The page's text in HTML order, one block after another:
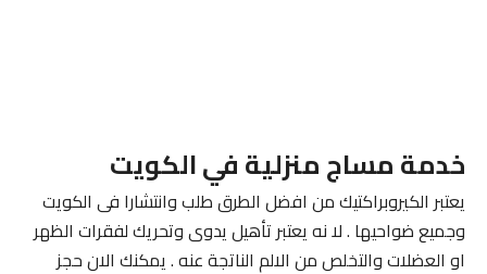
خدمة مساج منزلية في الكويت
يعتبر الكيروبراكتيك من افضل الطرق طلب وانتشارا فى الكويت
وجميع ضواحيها . لا نه يعتبر تأهيل يدوى وتحريك لفقرات الظهر
او العضلات والتخلص من الالم الناتجة عنه . يمكنك الان حجز